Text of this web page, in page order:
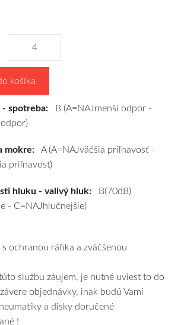
výberu
a
pošleme
zadarmo.
košíka
- spotreba: B (A=NAJmenší odpor -
mokre: A (A=NAJväčšia priľnavosť -
priľnavosť)
hluku - valivý hluk: B(70dB)
- C=NAJhlučnejšie)
ochranou ráfika a zväčšenou
službu záujem, je nutné uviesť to do
objednávky, inak budú Vami
a disky doručené
!